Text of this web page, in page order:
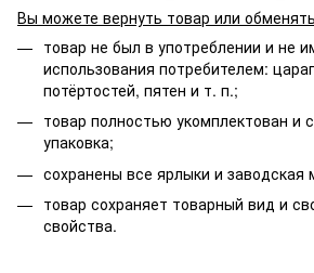
Вы можете вернуть товар или
товар не был в употреблении и не
использования потребителем:
потёртостей, пятен и т. п.;
товар полностью укомплектован и
упаковка;
сохранены все ярлыки и заводская
товар сохраняет товарный вид и
свойства.